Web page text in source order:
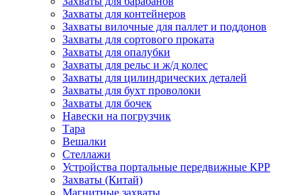
Захваты для контейнеров
Захваты вилочные для паллет и поддонов
Захваты для сортового проката
Захваты для опалубки
Захваты для рельс и ж/д колес
Захваты для цилиндрических деталей
Захваты для бухт проволоки
Захваты для бочек
Навески на погрузчик
Тара
Вешалки
Стеллажи
Устройства портальные передвижные КРР
Захваты (Китай)
Магнитные захваты